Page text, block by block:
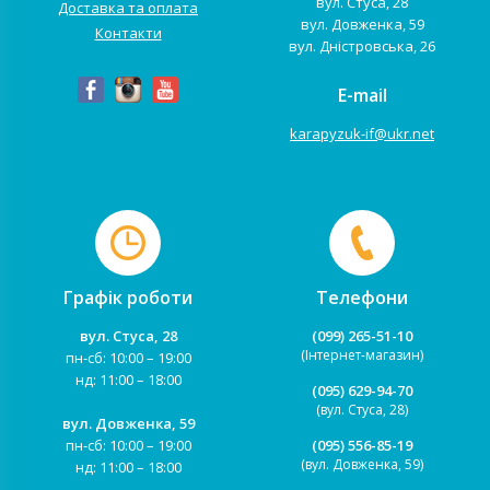
Доставка та оплата
Контакти
вул. Довженка, 59
вул. Дністровська, 26
E-mail
karapyzuk-if@ukr.net
Графік роботи
вул. Стуса, 28
пн-сб: 10:00 – 19:00
нд: 11:00 – 18:00
вул. Довженка, 59
пн-сб: 10:00 – 19:00
нд: 11:00 – 18:00
Телефони
(099) 265-51-10
(Інтернет-магазин)
(095) 629-94-70
(вул. Стуса, 28)
(095) 556-85-19
(вул. Довженка, 59)